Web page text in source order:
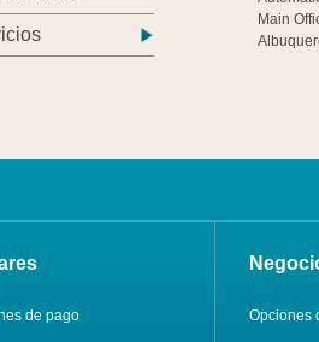
Main
de pago
Opciones